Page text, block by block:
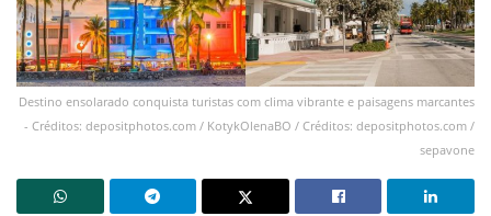
Destino ensolarado conquista turistas com clima vibrante e paisagens marcantes
- Créditos: depositphotos.com / KotykOlenaBO / Créditos: depositphotos.com /
sepavone